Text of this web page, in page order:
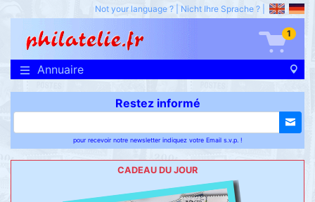
Not your language ? Nicht Ihre Sprache ?
1
Annuaire
Restez informé
pour recevoir notre newsletter indiquez votre Email s.v.p. !
CADEAU DU JOUR